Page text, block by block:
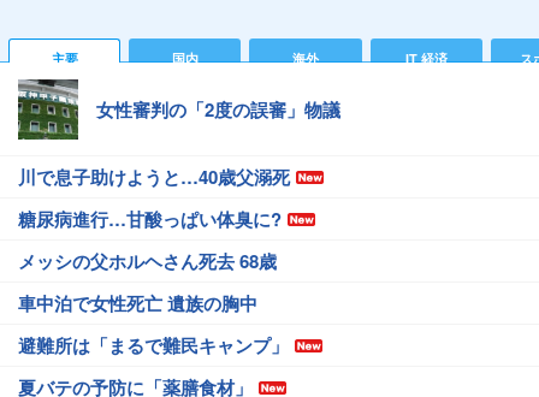
主要 国内 海外 IT 経済 ス
女性審判の「2度の誤審」物議
川で息子助けようと…40歳父溺死
糖尿病進行…甘酸っぱい体臭に?
メッシの父ホルヘさん死去 68歳
車中泊で女性死亡 遺族の胸中
避難所は「まるで難民キャンプ」
夏バテの予防に「薬膳食材」